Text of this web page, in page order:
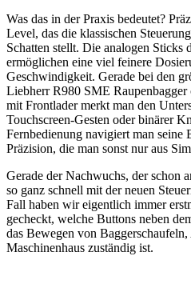
Was das in der Praxis bedeutet?
Level, das die klassischen
Schatten stellt. Die analogen Sticks
ermöglichen eine viel feinere
Geschwindigkeit. Gerade bei den
Liebherr R980 SME
mit Frontlader merkt man den
Touchscreen-Gesten oder binärer
Fernbedienung navigiert man seine
Präzision, die man sonst nur aus
Gerade der Nachwuchs, der schon
so ganz schnell mit der neuen
Fall haben wir eigentlich immer
gecheckt, welche Buttons neben
das Bewegen von
Maschinenhaus zuständig ist.